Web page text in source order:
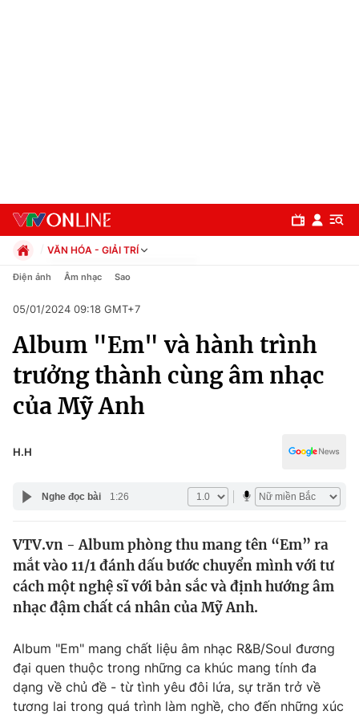
Chuyên mục
Chính trị
Xã hội
Pháp luật
Y tế
Thế giới
Tin tức
Thế giới đó đây
Câu chuyện quốc tế
Kinh tế
Thị trường
Góc doanh nghiệp
Dữ liệu và đời sống
Truyền hình
VĂN HÓA - GIẢI TRÍ
Chính trị
Pháp luật
Kinh tế
Thể thao
Truyền hình
Văn hóa - Giải trí
Điện ảnh Âm nhạc Sao
05/01/2024 09:18 GMT+7
Album "Em" và hành trình
trưởng thành cùng âm nhạc
của Mỹ Anh
H.H
Nghe đọc bài 1:26
VTV.vn - Album phòng thu mang tên “Em” ra
mắt vào 11/1 đánh dấu bước chuyển mình với tư
cách một nghệ sĩ với bản sắc và định hướng âm
nhạc đậm chất cá nhân của Mỹ Anh.
Album "Em" mang chất liệu âm nhạc R&B/Soul đương
đại quen thuộc trong những ca khúc mang tính đa
dạng về chủ đề - từ tình yêu đôi lứa, sự trăn trở về
tương lai trong quá trình làm nghề, cho đến những xúc